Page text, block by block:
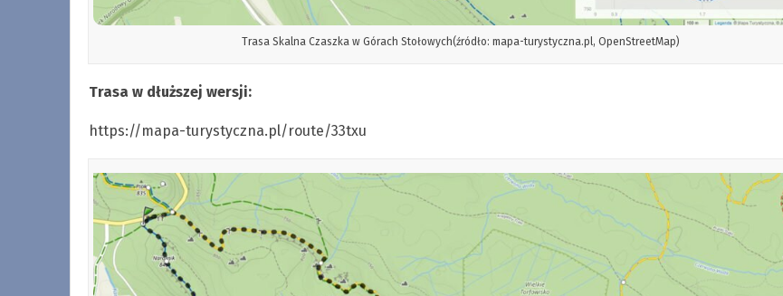
Trasa Skalna Czaszka w Górach Stołowych(źródło: mapa-turystyczna.pl, OpenStreetMap)
Trasa w dłuższej wersji:
https://mapa-turystyczna.pl/route/33txu